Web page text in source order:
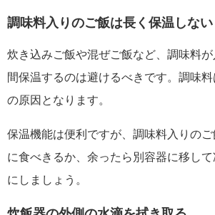
調味料入りのご飯は長く保温しない
炊き込みご飯や混ぜご飯など、調味料
間保温するのは避けるべきです。調味
の原因となります。
保温機能は便利ですが、調味料入りの
に食べきるか、余ったら別容器に移し
にしましょう。